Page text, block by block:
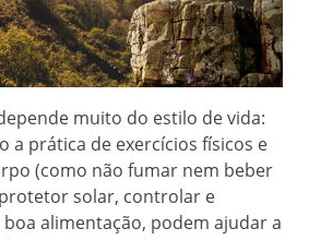
muito do estilo de vida:
a prática de exercícios físicos e
(como não fumar nem beber
solar, controlar e
alimentação, podem ajudar a